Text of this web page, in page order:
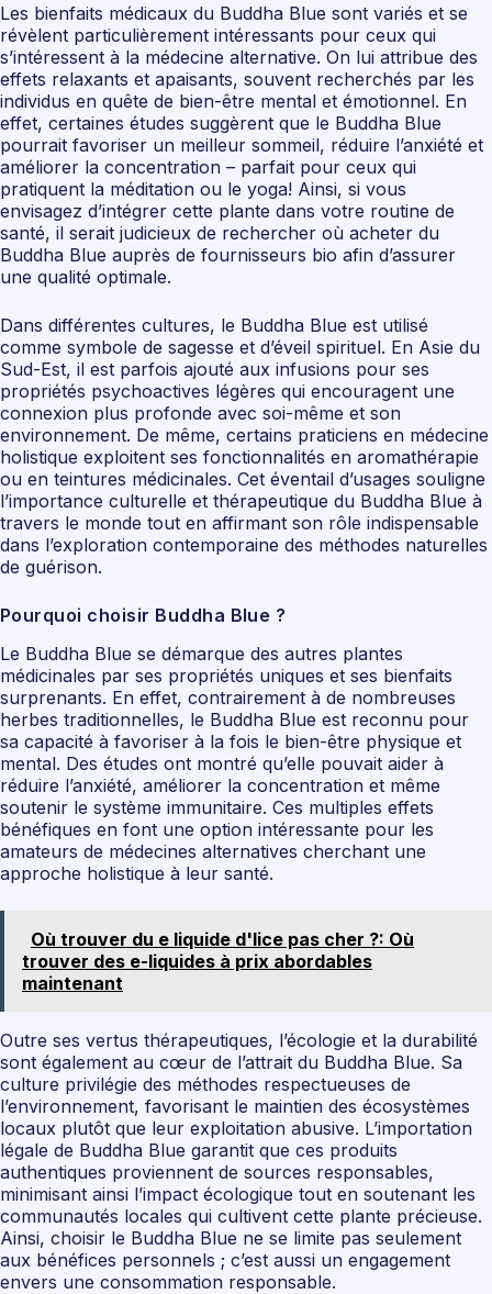
Les bienfaits médicaux du Buddha Blue sont variés et se
révèlent particulièrement intéressants pour ceux qui
s’intéressent à la médecine alternative. On lui attribue des
effets relaxants et apaisants, souvent recherchés par les
individus en quête de bien-être mental et émotionnel. En
effet, certaines études suggèrent que le Buddha Blue
pourrait favoriser un meilleur sommeil, réduire l’anxiété et
améliorer la concentration – parfait pour ceux qui
pratiquent la méditation ou le yoga! Ainsi, si vous
envisagez d’intégrer cette plante dans votre routine de
santé, il serait judicieux de rechercher où acheter du
Buddha Blue auprès de fournisseurs bio afin d’assurer
une qualité optimale.
Dans différentes cultures, le Buddha Blue est utilisé
comme symbole de sagesse et d’éveil spirituel. En Asie du
Sud-Est, il est parfois ajouté aux infusions pour ses
propriétés psychoactives légères qui encouragent une
connexion plus profonde avec soi-même et son
environnement. De même, certains praticiens en médecine
holistique exploitent ses fonctionnalités en aromathérapie
ou en teintures médicinales. Cet éventail d’usages souligne
l’importance culturelle et thérapeutique du Buddha Blue à
travers le monde tout en affirmant son rôle indispensable
dans l’exploration contemporaine des méthodes naturelles
de guérison.
Pourquoi choisir Buddha Blue ?
Le Buddha Blue se démarque des autres plantes
médicinales par ses propriétés uniques et ses bienfaits
surprenants. En effet, contrairement à de nombreuses
herbes traditionnelles, le Buddha Blue est reconnu pour
sa capacité à favoriser à la fois le bien-être physique et
mental. Des études ont montré qu’elle pouvait aider à
réduire l’anxiété, améliorer la concentration et même
soutenir le système immunitaire. Ces multiples effets
bénéfiques en font une option intéressante pour les
amateurs de médecines alternatives cherchant une
approche holistique à leur santé.
Où trouver du e liquide d'lice pas cher ?: Où
trouver des e-liquides à prix abordables
maintenant
Outre ses vertus thérapeutiques, l’écologie et la durabilité
sont également au cœur de l’attrait du Buddha Blue. Sa
culture privilégie des méthodes respectueuses de
l’environnement, favorisant le maintien des écosystèmes
locaux plutôt que leur exploitation abusive. L’importation
légale de Buddha Blue garantit que ces produits
authentiques proviennent de sources responsables,
minimisant ainsi l’impact écologique tout en soutenant les
communautés locales qui cultivent cette plante précieuse.
Ainsi, choisir le Buddha Blue ne se limite pas seulement
aux bénéfices personnels ; c’est aussi un engagement
envers une consommation responsable.